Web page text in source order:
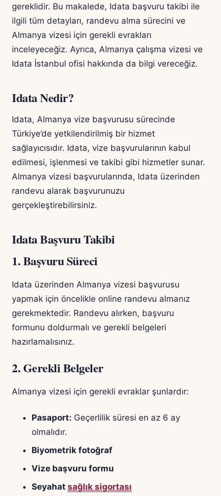
gereklidir. Bu makalede, Idata başvuru takibi ile
ilgili tüm detayları, randevu alma sürecini ve
Almanya vizesi için gerekli evrakları
inceleyeceğiz. Ayrıca, Almanya çalışma vizesi ve
Idata İstanbul ofisi hakkında da bilgi vereceğiz.
Idata Nedir?
Idata, Almanya vize başvurusu sürecinde
Türkiye’de yetkilendirilmiş bir hizmet
sağlayıcısıdır. Idata, vize başvurularının kabul
edilmesi, işlenmesi ve takibi gibi hizmetler sunar.
Almanya vizesi başvurularında, Idata üzerinden
randevu alarak başvurunuzu
gerçekleştirebilirsiniz.
Idata Başvuru Takibi
1. Başvuru Süreci
Idata üzerinden Almanya vizesi başvurusu
yapmak için öncelikle online randevu almanız
gerekmektedir. Randevu alırken, başvuru
formunu doldurmalı ve gerekli belgeleri
hazırlamalısınız.
2. Gerekli Belgeler
Almanya vizesi için gerekli evraklar şunlardır:
Pasaport: Geçerlilik süresi en az 6 ay
olmalıdır.
Biyometrik fotoğraf
Vize başvuru formu
Seyahat sağlık sigortası